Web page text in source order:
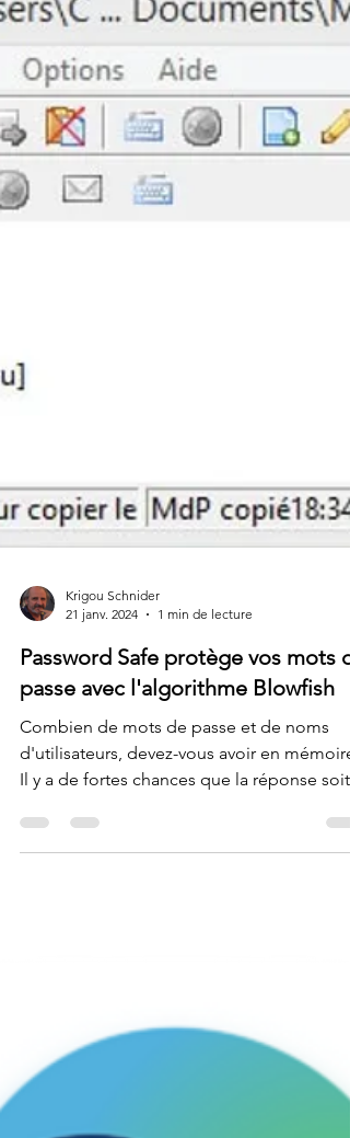
Krigou Schnider
21 janv. 2024
1 min de lecture
Password Safe protège vos mots
passe avec l'algorithme Blowfish
Combien de mots de passe et de noms
d'utilisateurs, devez-vous avoir en mémoire